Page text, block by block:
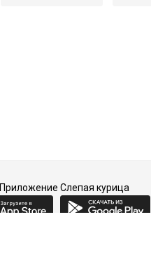
Приложение Слепая курица